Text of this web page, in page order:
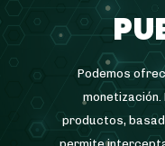
Podemos
productos,
permite
Slot777 Online